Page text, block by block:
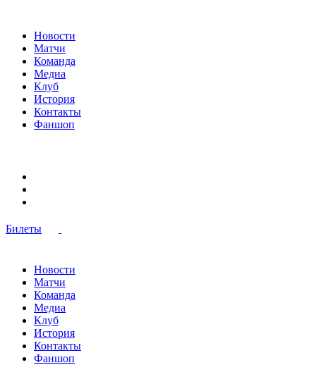
Новости
Матчи
Команда
Медиа
Клуб
История
Контакты
Фаншоп
Билеты
Новости
Матчи
Команда
Медиа
Клуб
История
Контакты
Фаншоп